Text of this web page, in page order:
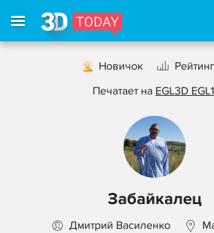
Новичок
Печатает на EGL3D EGL1
Забайкалец
Дмитрий Василенко